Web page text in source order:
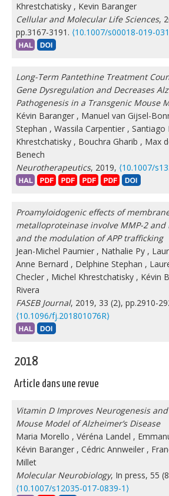
Khrestchatisky , Kevin Baranger
Cellular and Molecular Life Sciences,
pp.3167-3191. ⟨10.1007/s00018-019-
Long-Term Pantethine Treatment
Gene Dysregulation and Decreases
Pathogenesis in a Transgenic Mouse
Kévin Baranger , Manuel van Gijsel-
Stephan , Wassila Carpentier , Santiago
Khrestchatisky , Bouchra Gharib , Max
Benech
Neurotherapeutics, 2019, ⟨10.1007/
Proamyloidogenic effects of
metalloproteinase involve MMP-2 and
and the modulation of APP trafficking
Jean-Michel Paumier , Nathalie Py ,
Anne Bernard , Delphine Stephan ,
Checler , Michel Khrestchatisky , Kévin
Rivera
FASEB Journal, 2019, 33 (2), pp.2910-
⟨10.1096/fj.201801076R⟩
2018
Article dans une revue
Vitamin D Improves Neurogenesis
Mouse Model of Alzheimer’s Disease
Maria Morello , Véréna Landel ,
Kévin Baranger , Cédric Annweiler ,
Millet
Molecular Neurobiology, In press, 55
⟨10.1007/s12035-017-0839-1⟩